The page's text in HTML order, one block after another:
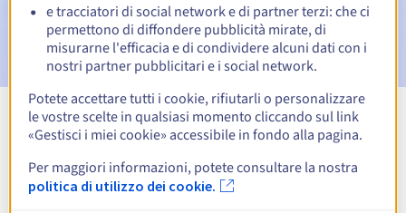
Email dopo il Redemption Grace Periodper notificare la
cancellazione del nome di dominio
Visualizza tutte le estensioni
Informazioni su .com.ec
e tracciatori di social network e di partner terzi: che ci
permettono di diffondere pubblicità mirate, di
misurarne l'efficacia e di condividere alcuni dati con i
nostri partner pubblicitari e i social network.
Potete accettare tutti i cookie, rifiutarli o personalizzare
le vostre scelte in qualsiasi momento cliccando sul link
«Gestisci i miei cookie» accessibile in fondo alla pagina.
Per maggiori informazioni, potete consultare la nostra
politica di utilizzo dei cookie.